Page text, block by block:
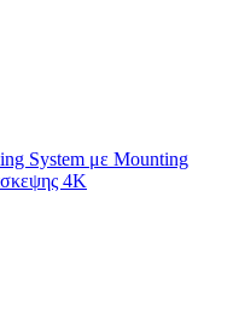
System με Mounting
4K